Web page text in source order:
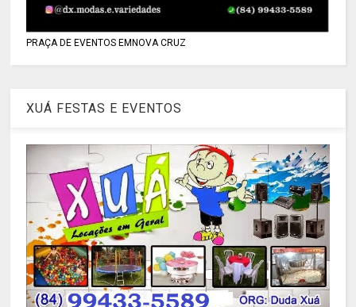
PRAÇA DE EVENTOS EMNOVA CRUZ
XUÁ FESTAS E EVENTOS